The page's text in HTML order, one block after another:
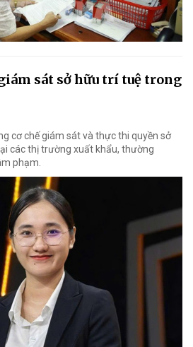
sát sở hữu trí tuệ trong
cơ chế giám sát và thực thi quyền sở
các thị trường xuất khẩu, thường
phạm.